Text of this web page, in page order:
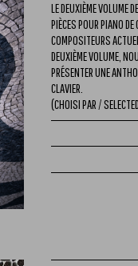
LE DEUXIÈME VOLUME
PIÈCES POUR PIANO
COMPOSITEURS
DEUXIÈME VOLUME,
PRÉSENTER UNE
CLAVIER.
(CHOISI PAR /